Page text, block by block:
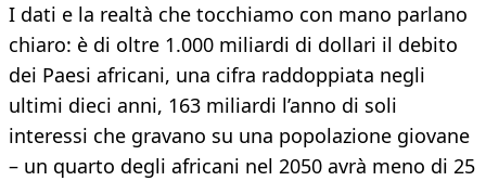
I dati e la realtà che tocchiamo con mano parlano
chiaro: è di oltre 1.000 miliardi di dollari il debito
dei Paesi africani, una cifra raddoppiata negli
ultimi dieci anni, 163 miliardi l’anno di soli
interessi che gravano su una popolazione giovane
– un quarto degli africani nel 2050 avrà meno di 25